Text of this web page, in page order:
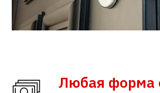
Любая форма